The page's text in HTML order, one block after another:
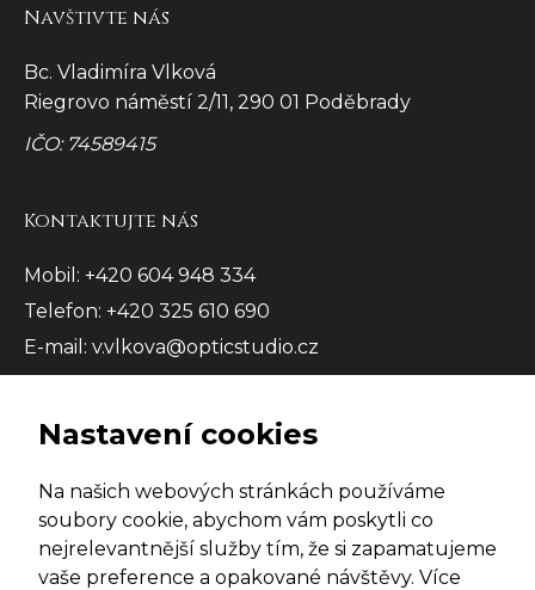
Navštivte nás
Bc. Vladimíra Vlková
Riegrovo náměstí 2/11, 290 01 Poděbrady
IČO: 74589415
Kontaktujte nás
Mobil: +420 604 948 334
Telefon: +420 325 610 690
E-mail: v.vlkova@opticstudio.cz
© 2026 Optic studio - Poděbrady. Všechna práva
vyhrazena
Nastavení cookies
Na našich webových stránkách používáme
soubory cookie, abychom vám poskytli co
nejrelevantnější služby tím, že si zapamatujeme
vaše preference a opakované návštěvy. Více